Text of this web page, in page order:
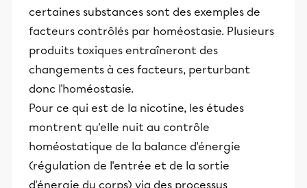
certaines substances sont des exemples de
facteurs contrôlés par homéostasie. Plusieurs
produits toxiques entraîneront des
changements à ces facteurs, perturbant
donc l'homéostasie.
Pour ce qui est de la nicotine, les études
montrent qu'elle nuit au contrôle
homéostatique de la balance d'énergie
(régulation de l'entrée et de la sortie
d'énergie du corps) via des processus